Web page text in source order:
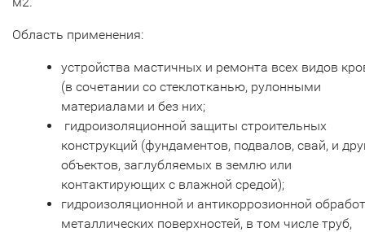
Область применения:
устройства мастичных и ремонта всех видов
(в сочетании со стеклотканью, рулонными
материалами и без них;
гидроизоляционной защиты строительных
конструкций (фундаментов, подвалов, свай, и
объектов, заглубляемых в землю или
контактирующих с влажной средой);
гидроизоляционной и антикоррозионной
металлических поверхностей, в том числе труб,